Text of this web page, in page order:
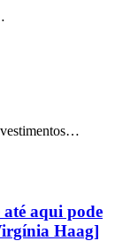
aqui pode
Haag]